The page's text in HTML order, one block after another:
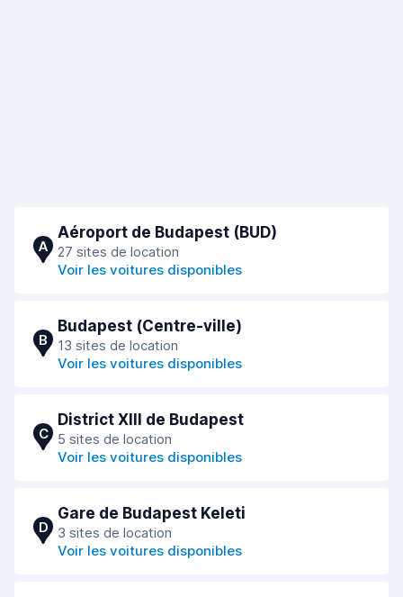
A
Aéroport de Budapest (BUD)
27 sites de location
Voir les voitures disponibles
B
Budapest (Сentre-ville)
13 sites de location
Voir les voitures disponibles
C
District XIII de Budapest
5 sites de location
Voir les voitures disponibles
D
Gare de Budapest Keleti
3 sites de location
Voir les voitures disponibles